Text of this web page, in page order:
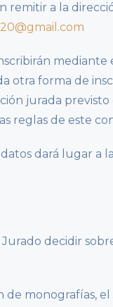
remitir a la
otra forma de
jurada
reglas de este
dará lugar
decidir
de monografías,